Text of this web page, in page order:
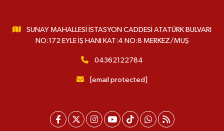
SUNAY MAHALLESİ İSTASYON CADDESİ ATATÜRK BULVARI
NO:172 EYLE İŞ HANI KAT:4 NO:8 MERKEZ/MUŞ
04362122784
[email protected]